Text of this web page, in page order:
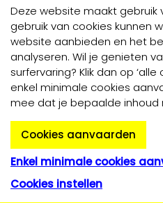
Volg ons op
webdesign ©
Deze website maakt gebruik
gebruik van cookies kunnen
website aanbieden en het
analyseren. Wil je genieten
surfervaring? Klik dan op
enkel minimale cookies
mee dat je bepaalde inhoud
Cookies aanvaarden
Enkel minimale cookies
Cookies instellen